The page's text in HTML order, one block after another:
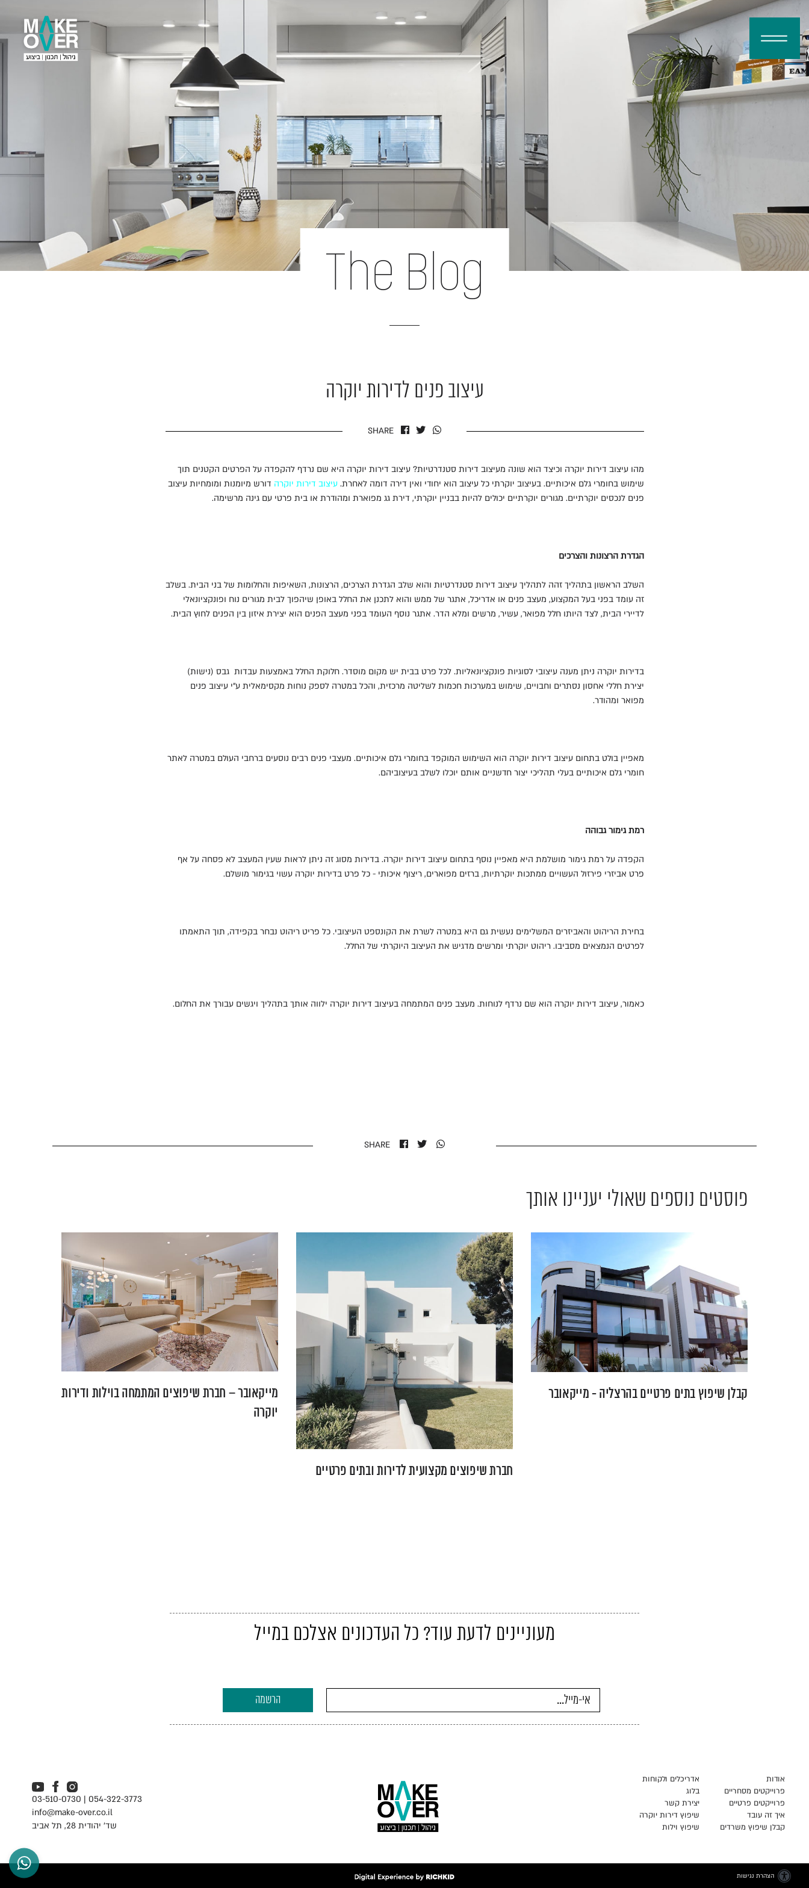
דלג לסרגל הניווט
דלג לתוכן
The Blog
עיצוב פנים לדירות יוקרה
SHARE
מהו עיצוב דירות יוקרה וכיצד הוא שונה מעיצוב דירות סטנדרטיות? עיצוב דירות יוקרה היא שם נרדף להקפדה על הפרטים הקטנים תוך
שימוש בחומרי גלם איכותיים. בעיצוב יוקרתי כל עיצוב הוא יחודי ואין דירה דומה לאחרת.עיצוב דירות יוקרה דורש מיומנות ומומחיות עיצוב
פנים לנכסים יוקרתיים. מגורים יוקרתיים יכולים להיות בבניין יוקרתי, דירת גג מפוארת ומהודרת או בית פרטי עם גינה מרשימה.
הגדרת הרצונות והצרכים
השלב הראשון בתהליך זהה לתהליך עיצוב דירות סטנדרטיות והוא שלב הגדרת הצרכים, הרצונות, השאיפות והחלומות של בני הבית. בשלב
זה עומד בפני בעל המקצוע, מעצב פנים או אדריכל, אתגר של ממש והוא לתכנן את החלל באופן שיהפוך לבית מגורים נוח ופונקציונאלי
לדיירי הבית, לצד היותו חלל מפואר, עשיר, מרשים ומלא הדר. אתגר נוסף העומד בפני מעצב הפנים הוא יצירת איזון בין הפנים לחוץ הבית.
בדירות יוקרה ניתן מענה עיצובי לסוגיות פונקציונאליות. לכל פרט בבית יש מקום מוסדר. חלוקת החלל באמצעות עבדות גבס (נישות)
יצירת חללי אחסון נסתרים וחבויים, שימוש במערכות חכמות לשליטה מרכזית, והכל במטרה לספק נוחות מקסימאלית ע"י עיצוב פנים
מפואר ומהודר.
מאפיין בולט בתחום עיצוב דירות יוקרה הוא השימוש המוקפד בחומרי גלם איכותיים. מעצבי פנים רבים נוסעים ברחבי העולם במטרה לאתר
חומרי גלם איכותיים בעלי תהליכי יצור חדשניים אותם יוכלו לשלב בעיצוביהם.
רמת גימור גבוהה
הקפדה על רמת גימור מושלמת היא מאפיין נוסף בתחום עיצוב דירות יוקרה. בדירות מסוג זה ניתן לראות שעין המעצב לא פסחה על אף
פרט אביזרי פירזול העשויים ממתכות יוקרתיות, ברזים מפוארים, ריצוף איכותי - כל פרט בדירות יוקרה עשוי בגימור מושלם.
בחירת הריהוט והאביזרים המשלימים נעשית גם היא במטרה לשרת את הקונספט העיצובי. כל פריט ריהוט נבחר בקפידה, תוך התאמתו
לפרטים הנמצאים מסביבו. ריהוט יוקרתי ומרשים מדגיש את העיצוב היוקרתי של החלל.
כאמור, עיצוב דירות יוקרה הוא שם נרדף לנוחות. מעצב פנים המתמחה בעיצוב דירות יוקרה ילווה אותך בתהליך ויגשים עבורך את החלום.
SHARE
פוסטים נוספים שאולי יעניינו אותך
מייקאובר – חברת שיפוצים המתמחה בוילות ודירות
יוקרה
חברת שיפוצים מקצועית לדירות ובתים פרטיים
קבלן שיפוץ בתים פרטיים בהרצליה - מייקאובר
מעוניינים לדעת עוד? כל העדכונים אצלכם במייל
אנא
מלאו
אודות
פרוייקטים מסחריים
פרוייקטים פרטיים
איך זה עובד
קבלן שיפוץ משרדים
אדריכלים ולקוחות
בלוג
יצירת קשר
שיפוץ דירות יוקרה
שיפוץ וילות
054-322-3773 | 03-510-0730
info@make-over.co.il
שד' יהודית 28, תל אביב
הצהרת נגישות